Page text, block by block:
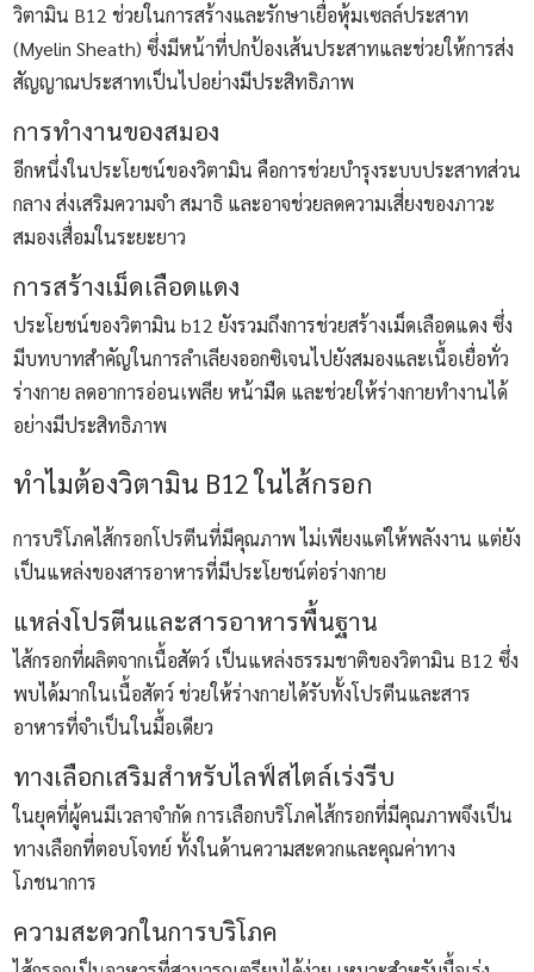
วิตามิน B12 ช่วยในการสร้างและรักษาเยื่อหุ้มเซลล์ประสาท
(Myelin Sheath) ซึ่งมีหน้าที่ปกป้องเส้นประสาทและช่วยให้การส่ง
สัญญาณประสาทเป็นไปอย่างมีประสิทธิภาพ
การทำงานของสมอง
อีกหนึ่งในประโยชน์ของวิตามิน คือการช่วยบำรุงระบบประสาทส่วน
กลาง ส่งเสริมความจำ สมาธิ และอาจช่วยลดความเสี่ยงของภาวะ
สมองเสื่อมในระยะยาว
การสร้างเม็ดเลือดแดง
ประโยชน์ของวิตามิน b12 ยังรวมถึงการช่วยสร้างเม็ดเลือดแดง ซึ่ง
มีบทบาทสำคัญในการลำเลียงออกซิเจนไปยังสมองและเนื้อเยื่อทั่ว
ร่างกาย ลดอาการอ่อนเพลีย หน้ามืด และช่วยให้ร่างกายทำงานได้
อย่างมีประสิทธิภาพ
ทำไมต้องวิตามิน B12 ในไส้กรอก
การบริโภคไส้กรอกโปรตีนที่มีคุณภาพ ไม่เพียงแต่ให้พลังงาน แต่ยัง
เป็นแหล่งของสารอาหารที่มีประโยชน์ต่อร่างกาย
แหล่งโปรตีนและสารอาหารพื้นฐาน
ไส้กรอกที่ผลิตจากเนื้อสัตว์ เป็นแหล่งธรรมชาติของวิตามิน B12 ซึ่ง
พบได้มากในเนื้อสัตว์ ช่วยให้ร่างกายได้รับทั้งโปรตีนและสาร
อาหารที่จำเป็นในมื้อเดียว
ทางเลือกเสริมสำหรับไลฟ์สไตล์เร่งรีบ
ในยุคที่ผู้คนมีเวลาจำกัด การเลือกบริโภคไส้กรอกที่มีคุณภาพจึงเป็น
ทางเลือกที่ตอบโจทย์ ทั้งในด้านความสะดวกและคุณค่าทาง
โภชนาการ
ความสะดวกในการบริโภค